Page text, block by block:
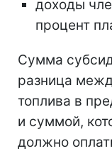
доходы
процент
Сумма
разница
топлива в
и суммой,
должно